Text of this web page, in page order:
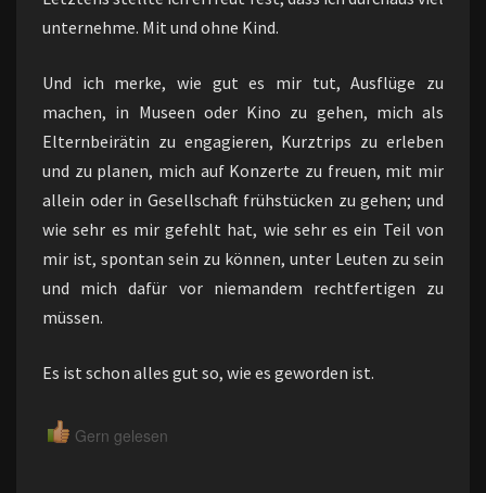
unternehme. Mit und ohne Kind.
Und ich merke, wie gut es mir tut, Ausflüge zu
machen, in Museen oder Kino zu gehen, mich als
Elternbeirätin zu engagieren, Kurztrips zu erleben
und zu planen, mich auf Konzerte zu freuen, mit mir
allein oder in Gesellschaft frühstücken zu gehen; und
wie sehr es mir gefehlt hat, wie sehr es ein Teil von
mir ist, spontan sein zu können, unter Leuten zu sein
und mich dafür vor niemandem rechtfertigen zu
müssen.
Es ist schon alles gut so, wie es geworden ist.
Gern gelesen